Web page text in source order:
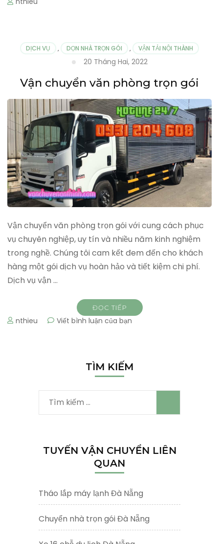
DỊCH VỤ , DỌN NHÀ TRỌN GÓI , VẬN TẢI NỘI THÀNH
20 Tháng Hai, 2022
Vận chuyển văn phòng trọn gói
Vận chuyển văn phòng trọn gói với cung cách phục
vụ chuyên nghiệp, uy tín và nhiều năm kinh nghiệm
trong nghề. Chúng tôi cam kết đem đến cho khách
hàng một gói dịch vụ hoàn hảo và tiết kiệm chi phí.
Dịch vụ vận …
ĐỌC TIẾP
nthieu Viết bình luận của bạn
phòng
trọn
TÌM KIẾM
Tìm
kiếm
TUYẾN VẬN CHUYỂN LIÊN
QUAN
Tháo lắp máy lạnh Đà Nẵng
Chuyển nhà trọn gói Đà Nẵng